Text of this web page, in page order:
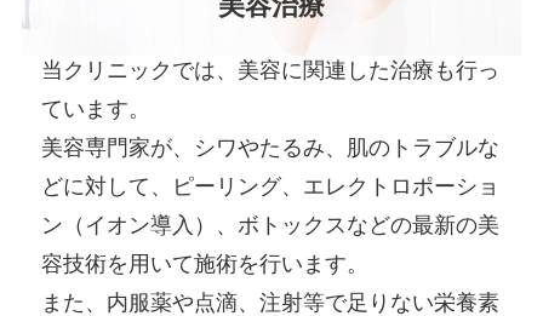
美容治療
当クリニックでは、美容に関連した治療も行っ
ています。
美容専門家が、シワやたるみ、肌のトラブルな
どに対して、ピーリング、エレクトロポーショ
ン（イオン導入）、ボトックスなどの最新の美
容技術を用いて施術を行います。
また、内服薬や点滴、注射等で足りない栄養素